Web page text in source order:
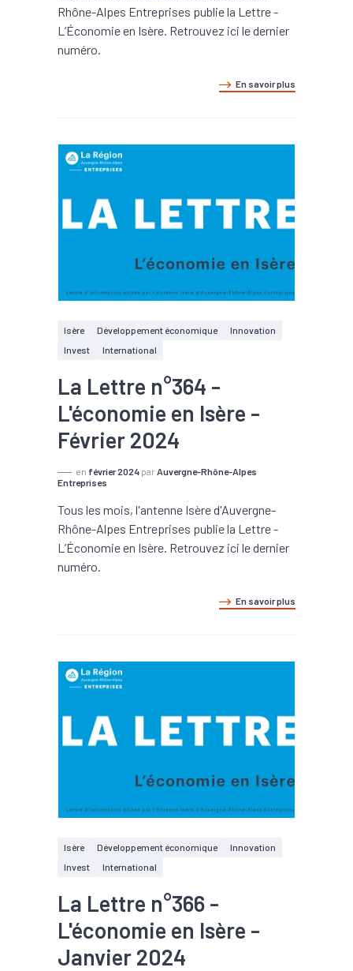
Rhône-Alpes Entreprises publie la Lettre -
L’Économie en Isère. Retrouvez ici le dernier
numéro.
En savoir plus
Isère Développement économique
Innovation
Invest
International
La Lettre n°364 -
L'économie en Isère -
Février 2024
en février 2024 par Auvergne-Rhône-Alpes
Entreprises
Tous les mois, l'antenne Isère d'Auvergne-
Rhône-Alpes Entreprises publie la Lettre -
L’Économie en Isère. Retrouvez ici le dernier
numéro.
En savoir plus
Isère Développement économique
Innovation
Invest
International
La Lettre n°366 -
L'économie en Isère -
Janvier 2024